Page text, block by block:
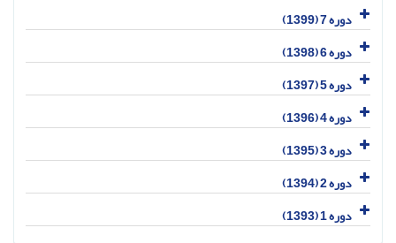
دوره 7 (1399)
دوره 6 (1398)
دوره 5 (1397)
دوره 4 (1396)
دوره 3 (1395)
دوره 2 (1394)
دوره 1 (1393)